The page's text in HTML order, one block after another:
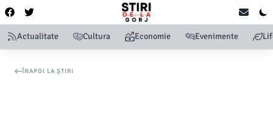
Actualitate Cultura Economie Evenimente
ÎNAPOI LA ȘTIRI